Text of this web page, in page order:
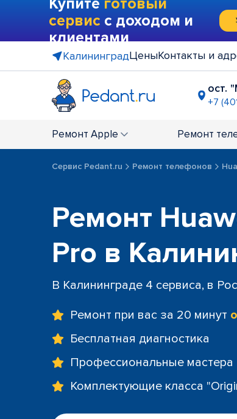
Купите готовый
сервис с доходом и
клиентами
КалининградЦеныКонтакты и
ост.
+7
+7
Ремонт Apple Ремонт
Сервис Pedant.ru Ремонт телефонов
Ремонт
Pro в
В Калининграде 4 сервиса, в
Ремонт при вас за 20 минут
Бесплатная диагностика
Профессиональные мастера
Комплектующие класса